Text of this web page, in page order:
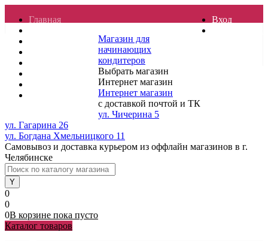
Главная
Вход
Магазин для
начинающих
кондитеров
Выбрать магазин
Интернет магазин
Интернет магазин
с доставкой почтой и ТК
ул. Чичерина 5
ул. Гагарина 26
ул. Богдана Хмельницкого 11
Самовывоз и доставка курьером из оффлайн магазинов в г.
Челябинске
0
0
0В корзине пока пусто
Каталог товаров